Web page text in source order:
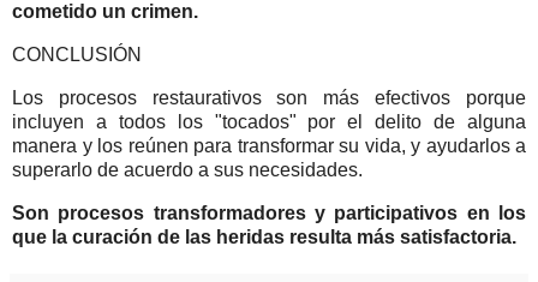
cometido un crimen.
CONCLUSIÓN
Los procesos restaurativos son más efectivos porque
incluyen a todos los "tocados" por el delito de alguna
manera y los reúnen para transformar su vida, y ayudarlos a
superarlo de acuerdo a sus necesidades.
Son procesos transformadores y participativos en los
que la curación de las heridas resulta más satisfactoria.